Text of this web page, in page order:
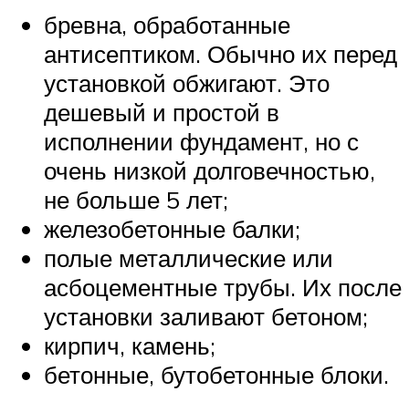
бревна, обработанные
антисептиком. Обычно их перед
установкой обжигают. Это
дешевый и простой в
исполнении фундамент, но с
очень низкой долговечностью,
не больше 5 лет;
железобетонные балки;
полые металлические или
асбоцементные трубы. Их после
установки заливают бетоном;
кирпич, камень;
бетонные, бутобетонные блоки.